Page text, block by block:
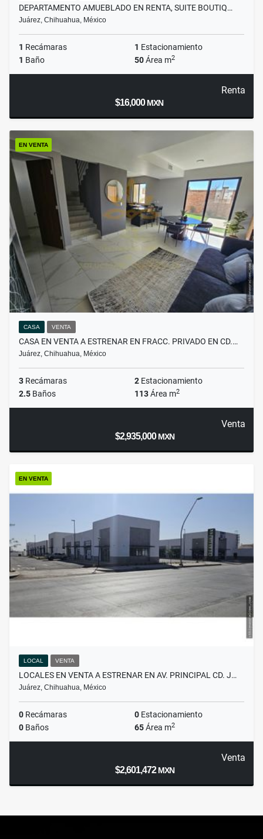
DEPARTAMENTO AMUEBLADO EN RENTA, SUITE BOUTIQ…
Juárez, Chihuahua, México
1 Recámaras 1 Estacionamiento
1 Baño 50Área m2
Renta
$16,000MXN
EN VENTA
CASA VENTA
CASA EN VENTA A ESTRENAR EN FRACC. PRIVADO EN CD.…
Juárez, Chihuahua, México
3 Recámaras 2 Estacionamiento
2.5 Baños 113Área m2
Venta
$2,935,000MXN
EN VENTA
LOCAL VENTA
LOCALES EN VENTA A ESTRENAR EN AV. PRINCIPAL CD. J…
Juárez, Chihuahua, México
0 Recámaras 0 Estacionamiento
0 Baños 65Área m2
Venta
$2,601,472MXN